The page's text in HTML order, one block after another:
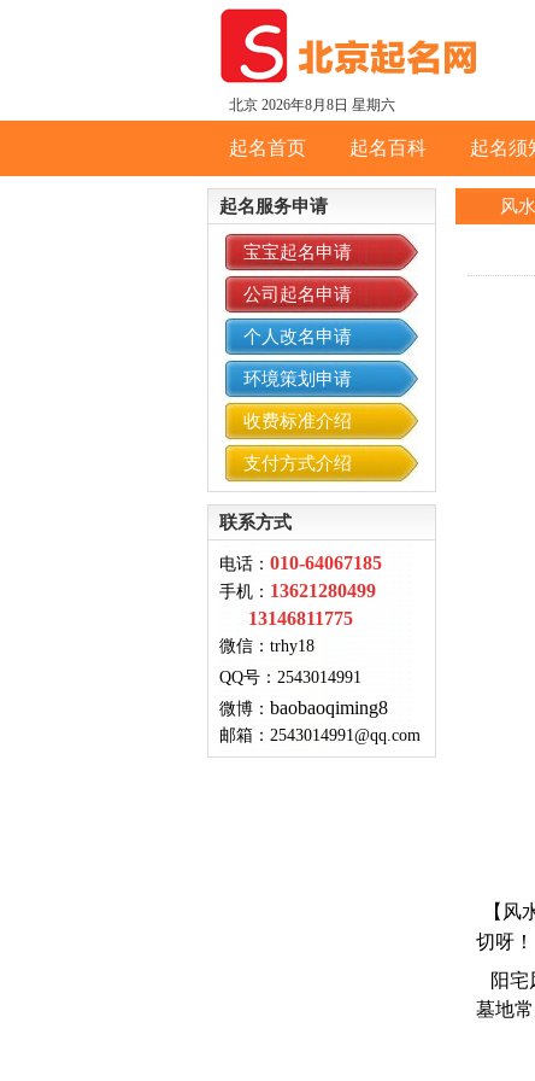
北京 2026年8月8日 星期六
起名首页 起名百科 起名须
起名服务申请
宝宝起名申请
公司起名申请
个人改名申请
环境策划申请
收费标准介绍
支付方式介绍
联系方式
电话： 010-64067185
手机： 13621280499
13146811775
微信： trhy18
QQ号 ： 2543014991
微博： baobaoqiming8
邮箱： 2543014991@qq.com
风
【
切呀！
阳宅
墓地